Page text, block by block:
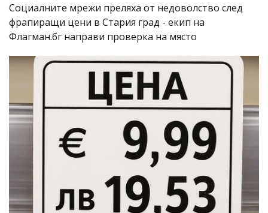
Социалните мрежи преляха от недоволство след
фрапиращи цени в Стария град - екип на
Флагман.бг направи проверка на място